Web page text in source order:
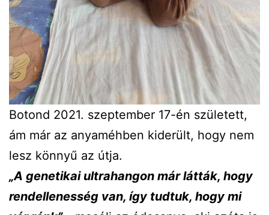
Botond 2021. szeptember 17-én született,
ám már az anyaméhben kiderült, hogy nem
lesz könnyű az útja.
„A genetikai ultrahangon már látták, hogy
rendellenesség van, így tudtuk, hogy mi